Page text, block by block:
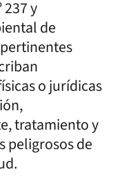
237 y
de
o jurídicas
tratamiento y
peligrosos de